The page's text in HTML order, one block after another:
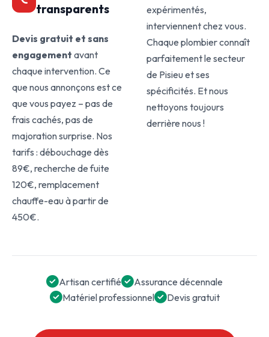
transparents
Devis gratuit et sans
engagement avant
chaque intervention. Ce
que nous annonçons est ce
que vous payez – pas de
frais cachés, pas de
majoration surprise. Nos
tarifs : débouchage dès
89€, recherche de fuite
120€, remplacement
chauffe-eau à partir de
450€.
expérimentés,
interviennent chez vous.
Chaque plombier connaît
parfaitement le secteur
de Pisieu et ses
spécificités. Et nous
nettoyons toujours
derrière nous !
Artisan certifié
Assurance décennale
Matériel professionnel
Devis gratuit